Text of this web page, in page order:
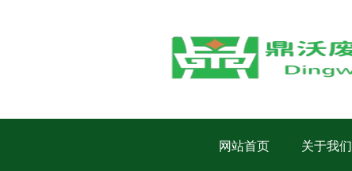
网站首页 关于我们